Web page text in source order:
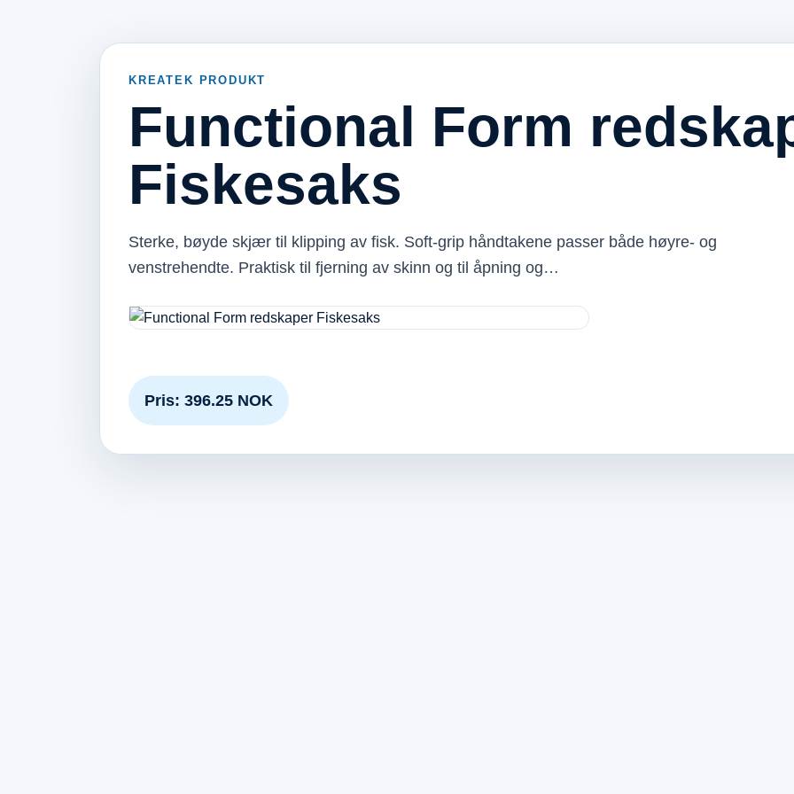
KREATEK PRODUKT
Functional Form
Fiskesaks
Sterke, bøyde skjær til klipping av fisk. Soft-grip håndtakene passer både høyre- og
venstrehendte. Praktisk til fjerning av skinn og til åpning og…
Pris: 396.25 NOK